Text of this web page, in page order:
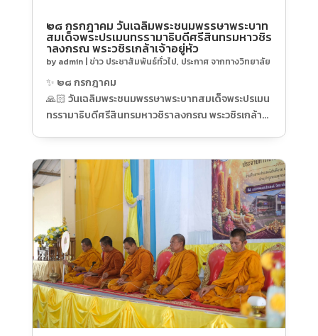
มหากรุณาธิคุณอันหาที่สุดมิได้
📍 ณ ศาลาประชาคมอำเภอกาญจนดิษฐ์ จังหวัด
สุราษฎร์ธานี
คุณภาพ
#เส้นทางสู่คนดีที่มีคุณภาพ
๒๘ กรกฎาคม วันเฉลิมพระชนมพรรษาพระบาท
สมเด็จพระปรเมนทรรามาธิบดีศรีสินทรมหาวชิร
าลงกรณ พระวชิรเกล้าเจ้าอยู่หัว
by admin| ข่าว ประชาสัมพันธ์ทั่วไป, ประกาศ จากทางวิทยาลัย
✨ ๒๘ กรกฎาคม
🙏🏻 วันเฉลิมพระชนมพรรษาพระบาทสมเด็จพระปรเมน
ทรรามาธิบดีศรีสินทรมหาวชิราลงกรณ พระวชิรเกล้า
💛 ด้วยเกล้าด้วยกระหม่อม ขอเดชะ
ข้าพระพุทธเจ้า คณะผู้บริหาร คณะครู บุคลากรทางการ
ศึกษา นักเรียนและนักศึกษา วิทยาลัยเทคนิค
กาญจนดิษฐ์